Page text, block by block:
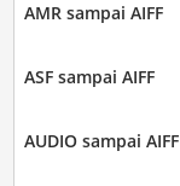
AMR sampai AIFF
ASF sampai AIFF
AUDIO sampai AIFF